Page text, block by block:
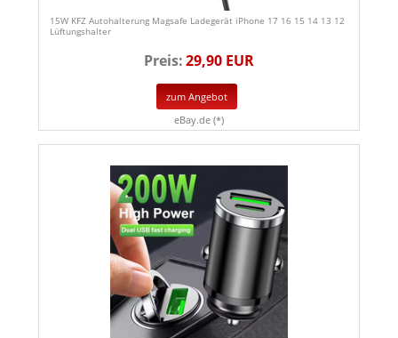
15W KFZ Autohalterung Magsafe Ladegerät iPhone 17 16 15 14 13 12
Lüftungshalter
Preis:29,90 EUR
zum Angebot
eBay.de (*)